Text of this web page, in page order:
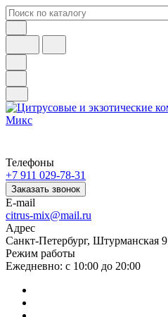
Телефоны
+7 911 029-78-31
Заказать звонок
E-mail
citrus-mix@mail.ru
Адрес
Санкт-Петербург, Штурманская 9
Режим работы
Ежедневно: с 10:00 до 20:00